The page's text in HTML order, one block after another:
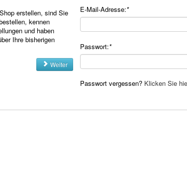
erstellen, sind Sie
kennen
und haben
Ihre bisherigen
Weiter
E-Mail-Adresse:*
Passwort:*
Passwort vergessen? Klicken Sie